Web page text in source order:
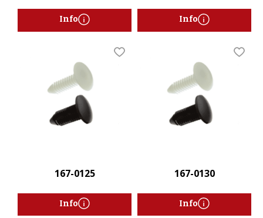
Info Info
167-0125
Lägg till i favoriter
Info
167-0130
Info